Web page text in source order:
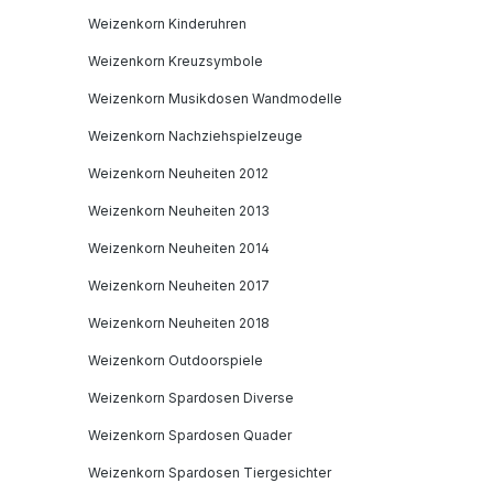
Weizenkorn Kinderuhren
Weizenkorn Kreuzsymbole
Weizenkorn Musikdosen Wandmodelle
Weizenkorn Nachziehspielzeuge
Weizenkorn Neuheiten 2012
Weizenkorn Neuheiten 2013
Weizenkorn Neuheiten 2014
Weizenkorn Neuheiten 2017
Weizenkorn Neuheiten 2018
Weizenkorn Outdoorspiele
Weizenkorn Spardosen Diverse
Weizenkorn Spardosen Quader
Weizenkorn Spardosen Tiergesichter